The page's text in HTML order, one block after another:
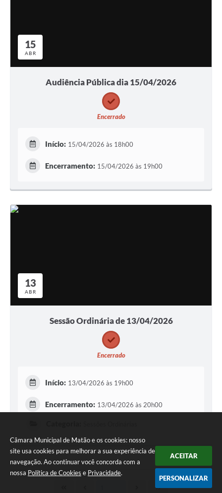
Câmara Municipal de Matão e os cookies: nosso
site usa cookies para melhorar a sua experiência de
navegação. Ao continuar você concorda com a
nossa Política de Cookies e Privacidade.
ACEITAR
PERSONALIZAR
15
ABR
Audiência Pública dia 15/04/2026
Encerrado
Início: 15/04/2026 às 18h00
Encerramento: 15/04/2026 às 19h00
13
ABR
Sessão Ordinária de 13/04/2026
Encerrado
Início: 13/04/2026 às 19h00
Encerramento: 13/04/2026 às 20h00